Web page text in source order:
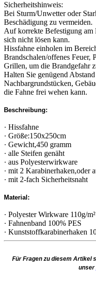
Sicherheitshinweis:
Bei Sturm/Unwetter oder
Beschädigung zu vermeiden.
Auf korrekte Befestigung am
sich nicht lösen kann.
Hissfahne einholen im
Brandschalen/offenes Feuer,
Grillen, um die Brandgefahr
Halten Sie genügend
Nachbargrundstücken,
die Fahne frei wehen kann.
Beschreibung:
· Hissfahne
· Größe:150x250cm
· Gewicht,450 gramm
· alle Steifen genäht
· aus Polyesterwirkware
· mit 2 Karabinerhaken,oder
· mit 2-fach Sicherheitsnaht
Material:
· Polyester Wirkware 110g/
· Fahnenband 100% PES
· Kunststoffkarabinerhaken
Für Fragen zu diesem Artikel
unser